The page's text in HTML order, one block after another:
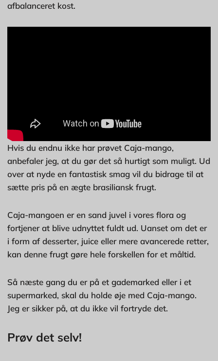
afbalanceret kost.
Hvis du endnu ikke har prøvet Caja-mango,
anbefaler jeg, at du gør det så hurtigt som muligt. Ud
over at nyde en fantastisk smag vil du bidrage til at
sætte pris på en ægte brasiliansk frugt.
Caja-mangoen er en sand juvel i vores flora og
fortjener at blive udnyttet fuldt ud. Uanset om det er
i form af desserter, juice eller mere avancerede retter,
kan denne frugt gøre hele forskellen for et måltid.
Så næste gang du er på et gademarked eller i et
supermarked, skal du holde øje med Caja-mango.
Jeg er sikker på, at du ikke vil fortryde det.
Prøv det selv!